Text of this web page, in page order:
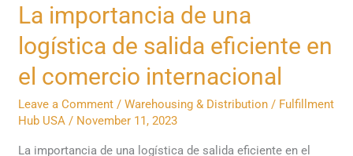
La importancia de una
logística de salida eficiente en
el comercio internacional
Leave a Comment /Warehousing & Distribution / Fulfillment
Hub USA / November 11, 2023
La importancia de una logística de salida eficiente en el
La
importancia
de
una
logística
de
salida
eficiente